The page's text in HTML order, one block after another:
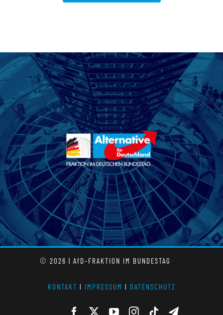
© 2026 | AfD-FRAKTION IM BUNDESTAG
KONTAKT l IMPRESSUM l DATENSCHUTZ